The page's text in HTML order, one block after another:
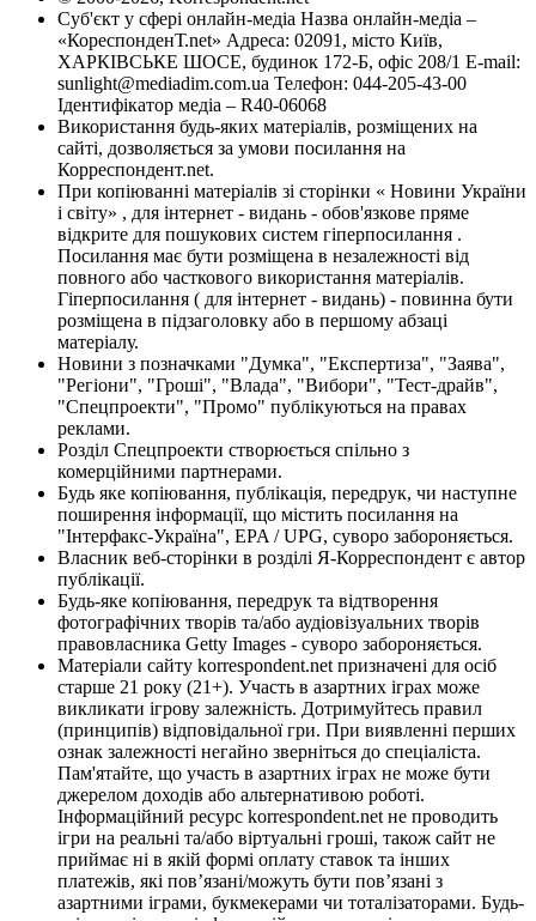
Суб'єкт у сфері онлайн-медіа Назва онлайн-медіа –
«КореспонденТ.net» Адреса: 02091, місто Київ,
ХАРКІВСЬКЕ ШОСЕ, будинок 172-Б, офіс 208/1 E-mail:
sunlight@mediadim.com.ua Телефон: 044-205-43-00
Ідентифікатор медіа – R40-06068
Використання будь-яких матеріалів, розміщених на
сайті, дозволяється за умови посилання на
Корреспондент.net.
При копіюванні матеріалів зі сторінки « Новини України
і світу» , для інтернет - видань - обов'язкове пряме
відкрите для пошукових систем гіперпосилання .
Посилання має бути розміщена в незалежності від
повного або часткового використання матеріалів.
Гіперпосилання ( для інтернет - видань) - повинна бути
розміщена в підзаголовку або в першому абзаці
матеріалу.
Новини з позначками "Думка", "Експертиза", "Заява",
"Регіони", "Гроші", "Влада", "Вибори", "Тест-драйв",
"Спецпроекти", "Промо" публікуються на правах
реклами.
Розділ Спецпроекти створюється спільно з
комерційними партнерами.
Будь яке копіювання, публікація, передрук, чи наступне
поширення інформації, що містить посилання на
"Інтерфакс-Україна", EPA / UPG, суворо забороняється.
Власник веб-сторінки в розділі Я-Корреспондент є автор
публікації.
Будь-яке копіювання, передрук та відтворення
фотографічних творів та/або аудіовізуальних творів
правовласника Getty Images - суворо забороняється.
Матеріали сайту korrespondent.net призначені для осіб
старше 21 року (21+). Участь в азартних іграх може
викликати ігрову залежність. Дотримуйтесь правил
(принципів) відповідальної гри. При виявленні перших
ознак залежності негайно зверніться до спеціаліста.
Пам'ятайте, що участь в азартних іграх не може бути
джерелом доходів або альтернативою роботі.
Інформаційний ресурс korrespondent.net не проводить
ігри на реальні та/або віртуальні гроші, також сайт не
приймає ні в якій формі оплату ставок та інших
платежів, які пов’язані/можуть бути пов’язані з
азартними іграми, букмекерами чи тоталізаторами. Будь-